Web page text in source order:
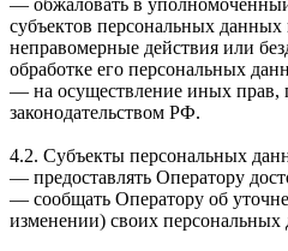
субъектов персональных
неправомерные действия или
обработке его персональных
— на осуществление иных прав,
законодательством РФ.
4.2. Субъекты персональных
— предоставлять Оператору
— сообщать Оператору об
изменении) своих персональных